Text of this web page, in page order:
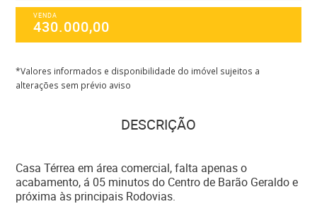
VENDA
430.000,00
*Valores informados e disponibilidade do imóvel sujeitos a
alterações sem prévio aviso
DESCRIÇÃO
Casa Térrea em área comercial, falta apenas o
acabamento, á 05 minutos do Centro de Barão Geraldo e
próxima às principais Rodovias.